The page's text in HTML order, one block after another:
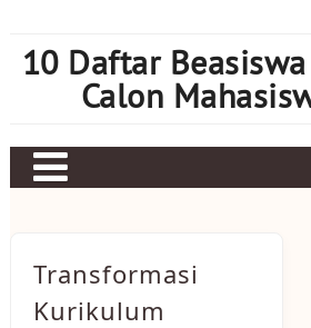
content
10 Daftar
Calon
Judi bola
Transformasi
Kurikulum